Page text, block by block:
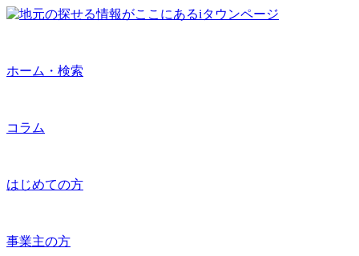
ホーム・検索
コラム
はじめての方
事業主の方